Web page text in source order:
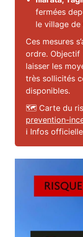
fermées
le village de
Ces mesures
ordre. Objectif
laisser les
très sollicités
disponibles.
🗺️ Carte du
prevention-
ℹ️ Infos